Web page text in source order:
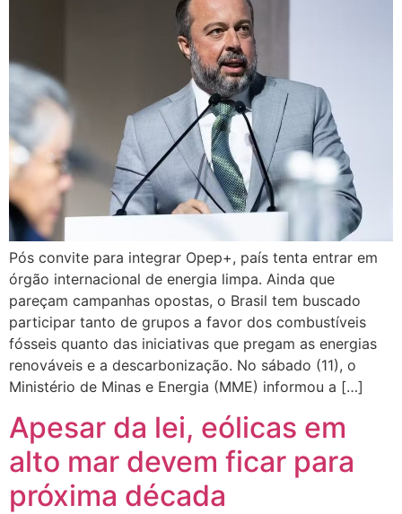
Pós convite para integrar Opep+, país tenta entrar em
órgão internacional de energia limpa. Ainda que
pareçam campanhas opostas, o Brasil tem buscado
participar tanto de grupos a favor dos combustíveis
fósseis quanto das iniciativas que pregam as energias
renováveis e a descarbonização. No sábado (11), o
Ministério de Minas e Energia (MME) informou a […]
Apesar da lei, eólicas em
alto mar devem ficar para
próxima década